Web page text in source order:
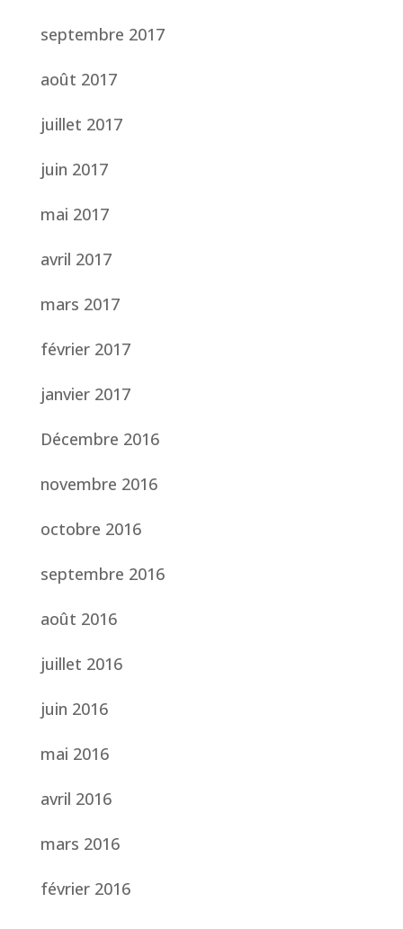
septembre 2017
août 2017
juillet 2017
juin 2017
mai 2017
avril 2017
mars 2017
février 2017
janvier 2017
Décembre 2016
novembre 2016
octobre 2016
septembre 2016
août 2016
juillet 2016
juin 2016
mai 2016
avril 2016
mars 2016
février 2016